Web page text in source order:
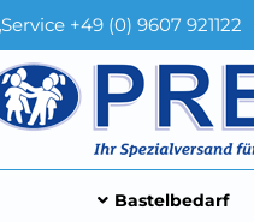
Service +49 (0) 9607 921122
Bastelbedarf